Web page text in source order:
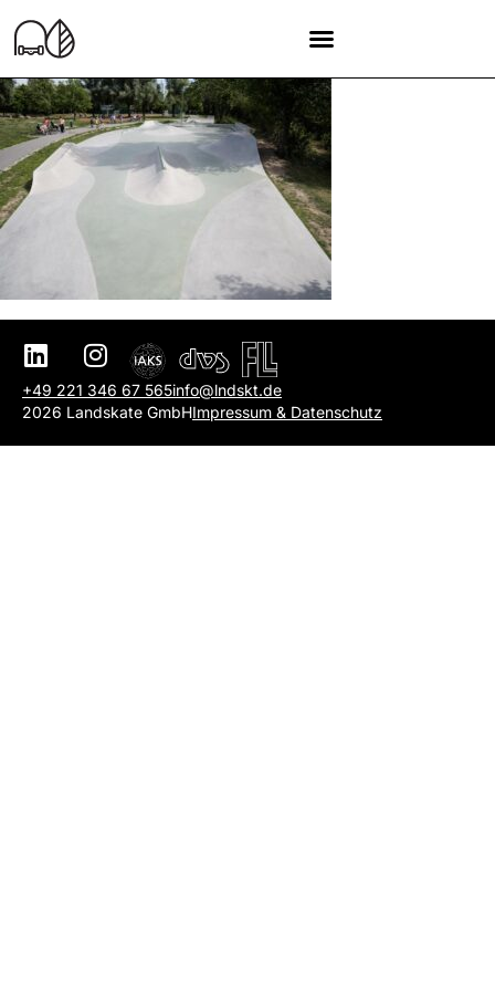
+49 221 346 67 565info@lndskt.de
2026 Landskate GmbHImpressum & Datenschutz